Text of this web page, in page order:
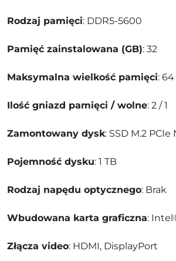
Rodzaj pamięci: DDR5-5600
Pamięć zainstalowana (GB): 32
Maksymalna wielkość pamięci:
Ilość gniazd pamięci / wolne: 2 / 1
Zamontowany dysk: SSD M.2 PCIe
Pojemność dysku: 1 TB
Rodzaj napędu optycznego: Brak
Wbudowana karta graficzna:
Złącza video: HDMI, DisplayPort